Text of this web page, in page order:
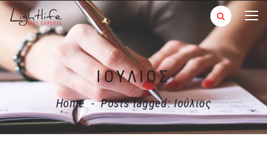
ΙΟΎΛΙΟΣ
Home - Posts tagged: Ιούλιος